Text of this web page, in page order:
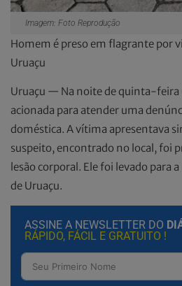
Imagem: Foto Reprodução
Homem é preso em flagrante por
Uruaçu
Uruaçu — Na noite de quinta-feira
acionada para atender uma
doméstica. A vítima apresentava
suspeito, encontrado no local, foi
lesão corporal. Ele foi levado para
de Uruaçu.
ASSINE A NEWSLETTER DO
RÁPIDO, FÁCIL E GRATUITO !